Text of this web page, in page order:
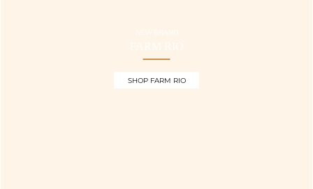
SHOP FARM RIO